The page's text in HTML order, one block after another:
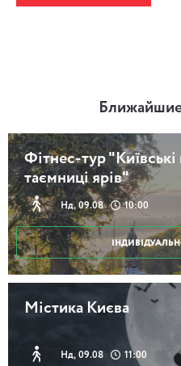
Фітнес-тур "Київські
таємниці ярів"
Нд, 09.08 10:00
Містика Києва
Нд, 09.08 11:00